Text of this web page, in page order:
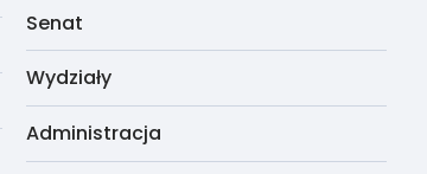
Senat
Wydziały
Administracja